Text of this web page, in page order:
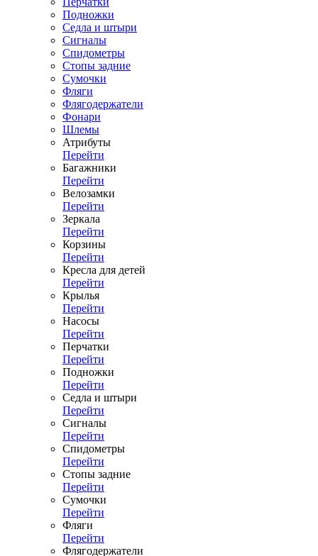
Подножки
Седла и штыри
Сигналы
Спидометры
Стопы задние
Сумочки
Фляги
Флягодержатели
Фонари
Шлемы
Атрибуты
Перейти
Багажники
Перейти
Велозамки
Перейти
Зеркала
Перейти
Корзины
Перейти
Кресла для детей
Перейти
Крылья
Перейти
Насосы
Перейти
Перчатки
Перейти
Подножки
Перейти
Седла и штыри
Перейти
Сигналы
Перейти
Спидометры
Перейти
Стопы задние
Перейти
Сумочки
Перейти
Фляги
Перейти
Флягодержатели